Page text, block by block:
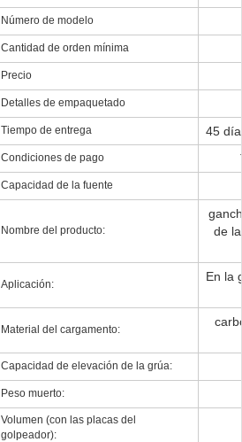
Número de modelo
Cantidad de orden mínima
Precio
Detalles de empaquetado
Tiempo de entrega 45
Condiciones de pago
Capacidad de la fuente
Nombre del producto:
de
Aplicación:
En la
Material del cargamento:
Capacidad de elevación de la grúa:
Peso muerto:
Volumen (con las placas del
golpeador):